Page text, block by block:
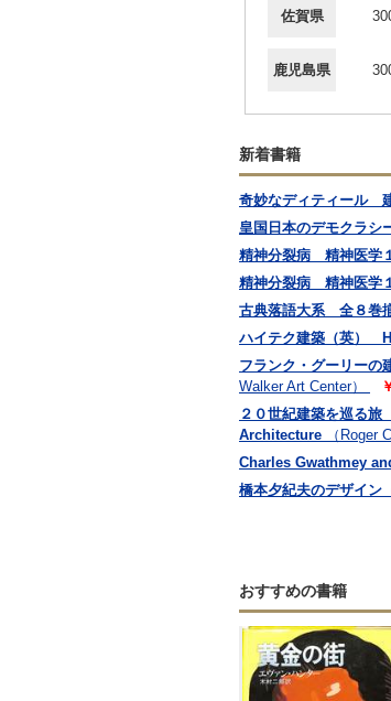
佐賀県
鹿児島県
新着書籍
奇妙なディティール
皇国日本のデモクラ
精神分裂病 精神医学
精神分裂病 精神医学
古典落語大系 全８巻
ハイテク建築（英）
フランク・グーリー
Walker Art Center）
２０世紀建築を巡る
Architecture
（Roger
Charles Gwathmey
橋本夕紀夫のデザイ
おすすめの書籍